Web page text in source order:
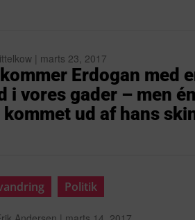
| marts 23, 2017
Erdogan med
i vores gader – men
kommet ud af hans
Politik